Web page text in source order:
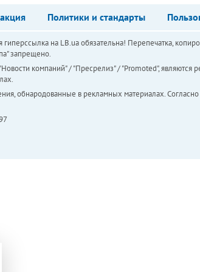
Политики и стандарты
на LB.ua обязательна! Перепечатка,
запрещено.
компаний" / "Пресрелиз" / "Promoted", являются
обнародованные в рекламных материалах.